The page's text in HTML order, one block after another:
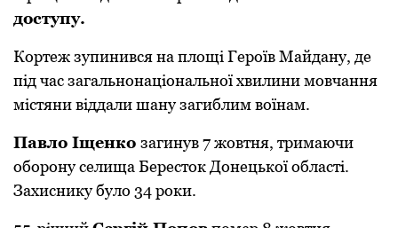
доступу.
Кортеж зупинився на площі Героїв Майдану, де
під час загальнонаціональної хвилини мовчання
містяни віддали шану загиблим воїнам.
Павло Іщенко загинув 7 жовтня, тримаючи
оборону селища Бересток Донецької області.
Захиснику було 34 роки.